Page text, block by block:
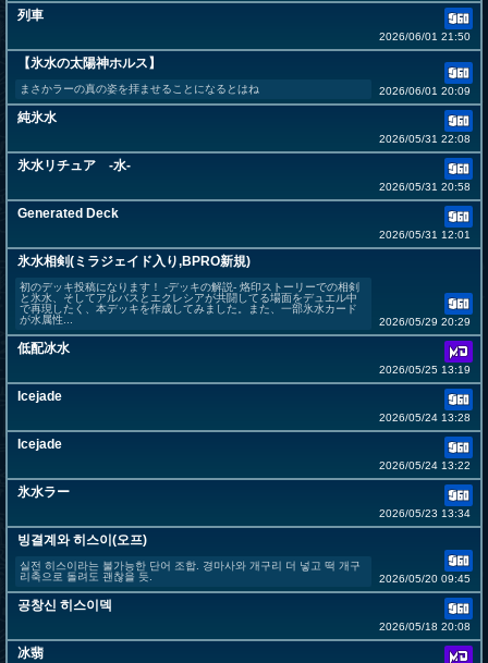
列車
2026/06/01 21:50
【氷水の太陽神ホルス】
まさかラーの真の姿を拝ませることになるとはね 2026/06/01 20:09
純氷水
2026/05/31 22:08
氷水リチュア -水-
2026/05/31 20:58
Generated Deck
2026/05/31 12:01
氷水相剣(ミラジェイド入り,BPRO新規)
初のデッキ投稿になります！ -デッキの解説- 烙印ストーリーでの相剣
と氷水、そしてアルバスとエクレシアが共闘してる場面をデュエル中
で再現したく、本デッキを作成してみました。また、一部氷水カード
が水属性...
2026/05/29 20:29
低配冰水
2026/05/25 13:19
Icejade
2026/05/24 13:28
Icejade
2026/05/24 13:22
氷水ラー
2026/05/23 13:34
빙결계와 히스이(오프)
실전 히스이라는 불가능한 단어 조합. 경마사와 개구리 더 넣고 떡 개구
리축으로 돌려도 괜찮을 듯.
2026/05/20 09:45
공창신 히스이덱
2026/05/18 20:08
冰翡